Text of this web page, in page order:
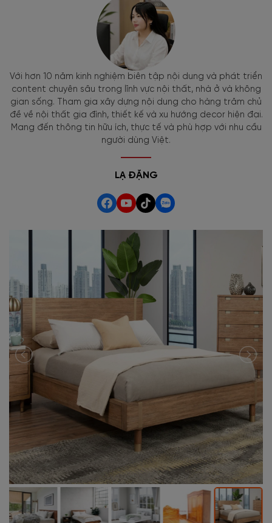
Với hơn 10 năm kinh nghiệm biên tập nội dung và phát triển
content chuyên sâu trong lĩnh vực nội thất, nhà ở và không
gian sống. Tham gia xây dựng nội dung cho hàng trăm chủ
đề về nội thất gia đình, thiết kế và xu hướng decor hiện đại.
Mang đến thông tin hữu ích, thực tế và phù hợp với nhu cầu
người dùng Việt.
LẠ ĐẶNG